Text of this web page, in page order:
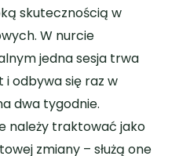
skutecznością w
W nurcie
jedna sesja trwa
odbywa się raz w
dwa tygodnie.
należy traktować jako
zmiany – służą one